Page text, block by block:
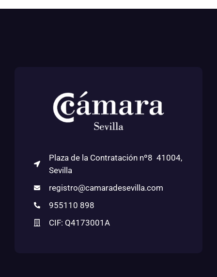
Plaza de la Contratación nº8 41004,
Sevilla
registro@camaradesevilla.com
955110 898
CIF: Q4173001A